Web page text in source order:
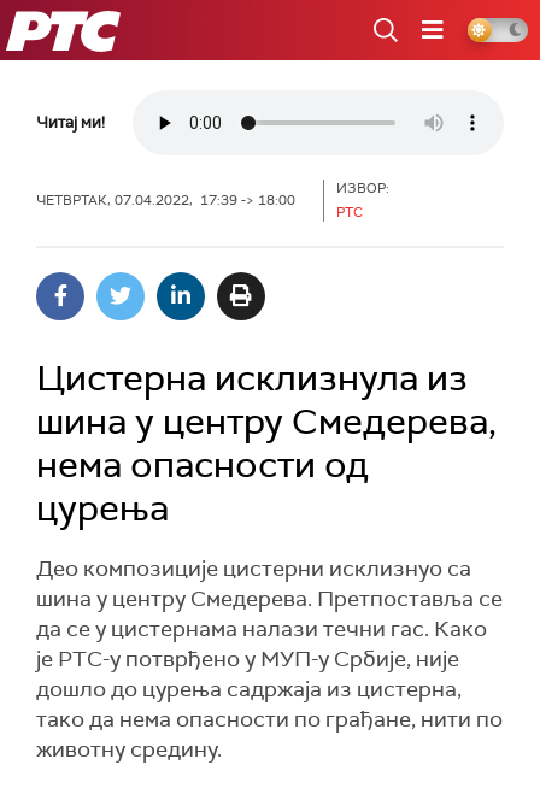
РТС
Читај ми!
ЧЕТВРТАК, 07.04.2022, 17:39 -> 18:00
ИЗВОР:
РТС
Цистерна исклизнула из
шина у центру Смедерева,
нема опасности од
цурења
Део композиције цистерни исклизнуо са
шина у центру Смедерева. Претпоставља се
да се у цистернама налази течни гас. Како
је РТС-у потврђено у МУП-у Србије, није
дошло до цурења садржаја из цистерна,
тако да нема опасности по грађане, нити по
животну средину.